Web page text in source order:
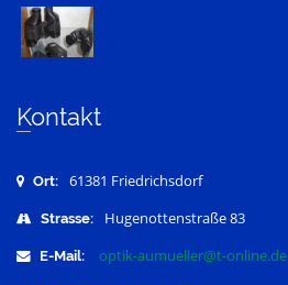
Kontakt
Ort: 61381 Friedrichsdorf
Strasse: Hugenottenstraße 83
E-Mail: optik-aumueller@t-online.de